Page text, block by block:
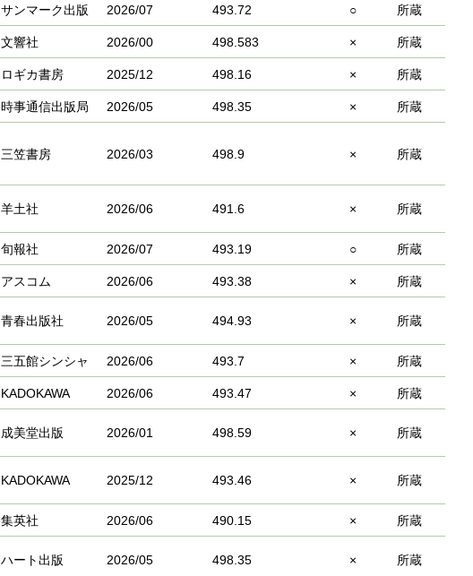
サンマーク出版 2026/07 493.72 ○ 所蔵
文響社 2026/00 498.583 × 所蔵
ロギカ書房 2025/12 498.16 × 所蔵
時事通信出版局 2026/05 498.35 × 所蔵
三笠書房 2026/03 498.9 × 所蔵
羊土社 2026/06 491.6 × 所蔵
旬報社 2026/07 493.19 ○ 所蔵
アスコム 2026/06 493.38 × 所蔵
青春出版社 2026/05 494.93 × 所蔵
三五館シンシャ 2026/06 493.7 × 所蔵
KADOKAWA 2026/06 493.47 × 所蔵
成美堂出版 2026/01 498.59 × 所蔵
KADOKAWA 2025/12 493.46 × 所蔵
集英社 2026/06 490.15 × 所蔵
ハート出版 2026/05 498.35 × 所蔵